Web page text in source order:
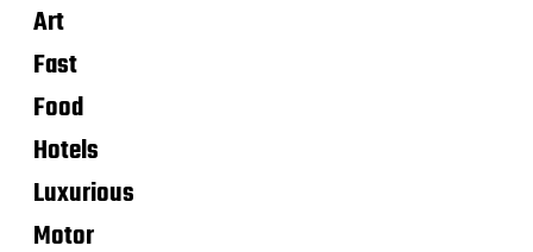
Art
Fast
Food
Hotels
Luxurious
Motor